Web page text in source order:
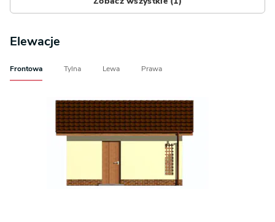
Elewacje
Frontowa Tylna Lewa Prawa